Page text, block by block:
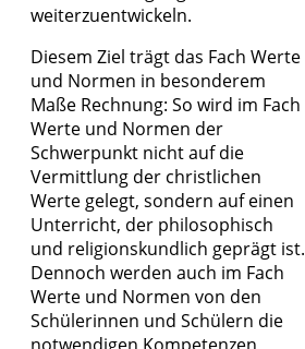
weiterzuentwickeln.
Diesem Ziel trägt das Fach Werte
und Normen in besonderem
Maße Rechnung: So wird im Fach
Werte und Normen der
Schwerpunkt nicht auf die
Vermittlung der christlichen
Werte gelegt, sondern auf einen
Unterricht, der philosophisch
und religionskundlich geprägt ist.
Dennoch werden auch im Fach
Werte und Normen von den
Schülerinnen und Schülern die